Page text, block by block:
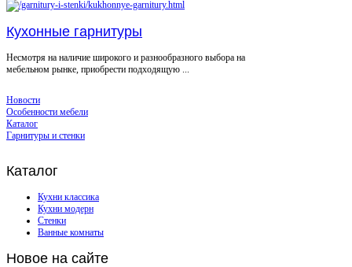
Кухонные гарнитуры
Несмотря на наличие широкого и разнообразного выбора на
мебельном рынке, приобрести подходящую ...
Новости
Особенности мебели
Каталог
Гарнитуры и стенки
Каталог
Кухни классика
Кухни модерн
Стенки
Ванные комнаты
Новое на сайте